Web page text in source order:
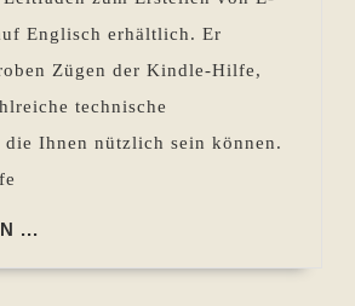
und
wozu
sind
sie
gut?
Englisch erhältlich. Er
Zügen der Kindle-Hilfe,
technische
Ihnen nützlich sein können.
...